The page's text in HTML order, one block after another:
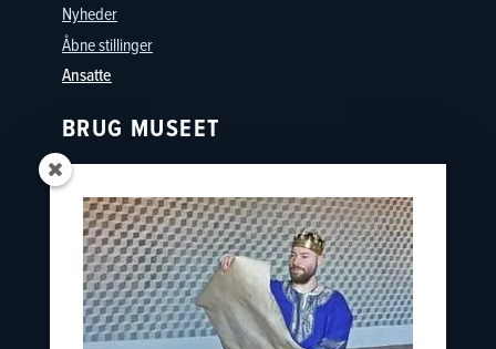
Nyheder
Åbne stillinger
Ansatte
BRUG MUSEET
Oplevelser
Skoler
Østfyns Museer
Nyborg Museumsforening
KONTAKT